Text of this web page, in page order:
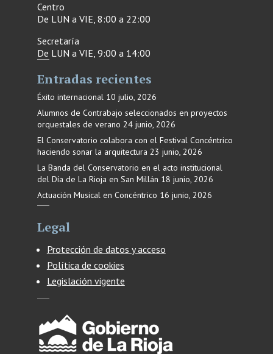
Centro
De LUN a VIE, 8:00 a 22:00
Secretaría
De LUN a VIE, 9:00 a 14:00
Entradas recientes
Éxito internacional 10 julio, 2026
Alumnos de Contrabajo seleccionados en proyectos
orquestales de verano 24 junio, 2026
El Conservatorio colabora con el Festival Concéntrico
haciendo sonar la arquitectura 23 junio, 2026
La Banda del Conservatorio en el acto institucional
del Día de La Rioja en San Millán 18 junio, 2026
Actuación Musical en Concéntrico 16 junio, 2026
Legal
Protección de datos y acceso
Política de cookies
Legislación vigente